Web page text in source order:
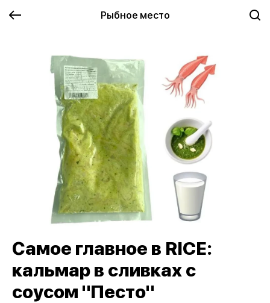
Рыбное место
Самое главное в RICE:
кальмар в сливках с
соусом "Песто"